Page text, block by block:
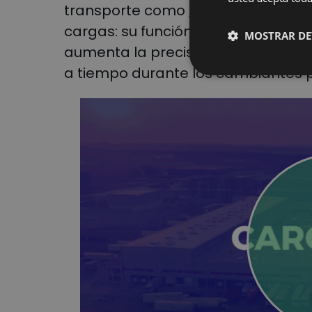
transporte como
Freights de
cargas: su función de asignación
aumenta la precisión,
a tiempo durante los cambiantes
MOSTRAR